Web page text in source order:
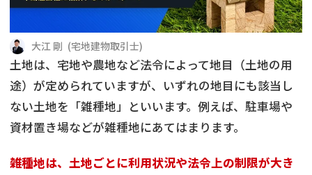
再建築不可 底地
借地
ゴミ屋敷 任意売却
リースバック
不動産売却 再建築不可物件
共有持分
訳あり不動産 不動産投資
土地売却 不動産相続
借地 不動産リースバック
業者を探す
大江 剛 (宅地建物取引士)
土地は、宅地や農地など法令によって地目（土地の用
途）が定められていますが、いずれの地目にも該当し
ない土地を「雑種地」といいます。例えば、駐車場や
資材置き場などが雑種地にあてはまります。
雑種地は、土地ごとに利用状況や法令上の制限が大き